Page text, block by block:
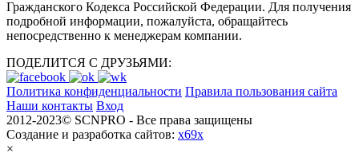
Гражданского Кодекса Российской Федерации. Для получения
подробной информации, пожалуйста, обращайтесь
непосредственно к менеджерам компании.
ПОДЕЛИТСЯ С ДРУЗЬЯМИ:
Политика конфиденциальности Правила пользования сайта
Наши контакты Вход
2012-2023© SCNPRO - Все права защищены
Создание и разработка сайтов: x69x
×